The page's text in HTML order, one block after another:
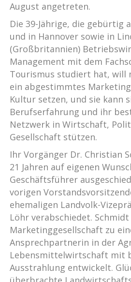
August angetreten.
Die 39-Jährige, die gebürtig
und in Hannover sowie in
(Großbritannien)
Management mit dem
Tourismus studiert hat, will
ein abgestimmtes
Kultur setzen, und sie kann
Berufserfahrung und ihr
Netzwerk in Wirtschaft,
Gesellschaft stützen.
Ihr Vorgänger Dr. Christian
21 Jahren auf eigenen
Geschäftsführer
vorigen
ehemaligen Landvolk-
Löhr verabschiedet.
Marketinggesellschaft zu
Ansprechpartnerin in der
Lebensmittelwirtschaft mit
Ausstrahlung entwickelt.